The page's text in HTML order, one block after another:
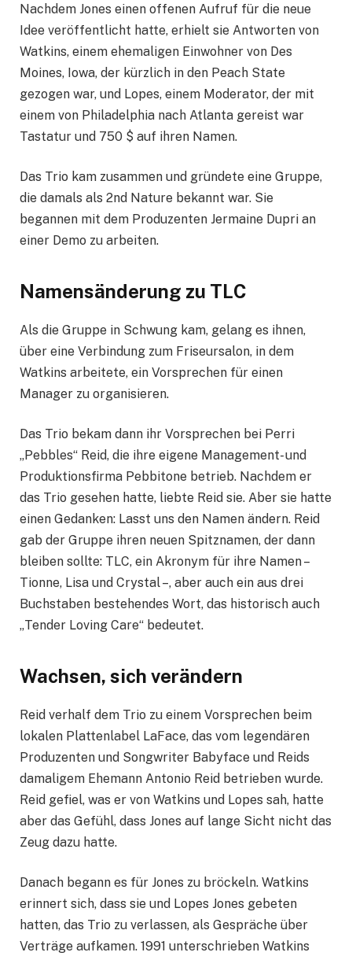
Nachdem Jones einen offenen Aufruf für die neue
Idee veröffentlicht hatte, erhielt sie Antworten von
Watkins, einem ehemaligen Einwohner von Des
Moines, Iowa, der kürzlich in den Peach State
gezogen war, und Lopes, einem Moderator, der mit
einem von Philadelphia nach Atlanta gereist war
Tastatur und 750 $ auf ihren Namen.
Das Trio kam zusammen und gründete eine Gruppe,
die damals als 2nd Nature bekannt war. Sie
begannen mit dem Produzenten Jermaine Dupri an
einer Demo zu arbeiten.
Namensänderung zu TLC
Als die Gruppe in Schwung kam, gelang es ihnen,
über eine Verbindung zum Friseursalon, in dem
Watkins arbeitete, ein Vorsprechen für einen
Manager zu organisieren.
Das Trio bekam dann ihr Vorsprechen bei Perri
„Pebbles“ Reid, die ihre eigene Management- und
Produktionsfirma Pebbitone betrieb. Nachdem er
das Trio gesehen hatte, liebte Reid sie. Aber sie hatte
einen Gedanken: Lasst uns den Namen ändern. Reid
gab der Gruppe ihren neuen Spitznamen, der dann
bleiben sollte: TLC, ein Akronym für ihre Namen –
Tionne, Lisa und Crystal –, aber auch ein aus drei
Buchstaben bestehendes Wort, das historisch auch
„Tender Loving Care“ bedeutet.
Wachsen, sich verändern
Reid verhalf dem Trio zu einem Vorsprechen beim
lokalen Plattenlabel LaFace, das vom legendären
Produzenten und Songwriter Babyface und Reids
damaligem Ehemann Antonio Reid betrieben wurde.
Reid gefiel, was er von Watkins und Lopes sah, hatte
aber das Gefühl, dass Jones auf lange Sicht nicht das
Zeug dazu hatte.
Danach begann es für Jones zu bröckeln. Watkins
erinnert sich, dass sie und Lopes Jones gebeten
hatten, das Trio zu verlassen, als Gespräche über
Verträge aufkamen. 1991 unterschrieben Watkins